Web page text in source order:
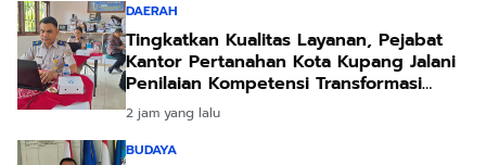
DAERAH
Tingkatkan Kualitas Layanan, Pejabat
Kantor Pertanahan Kota Kupang Jalani
Penilaian Kompetensi Transformasi
Pelayanan
2 jam yang lalu
BUDAYA